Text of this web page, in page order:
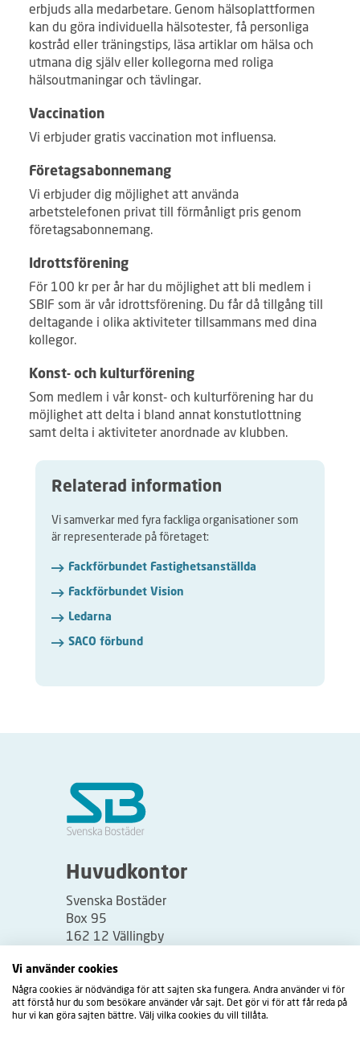
erbjuds alla medarbetare. Genom hälsoplattformen
kan du göra individuella hälsotester, få personliga
kostråd eller träningstips, läsa artiklar om hälsa och
utmana dig själv eller kollegorna med roliga
hälsoutmaningar och tävlingar.
Vaccination
Vi erbjuder gratis vaccination mot influensa.
Företagsabonnemang
Vi erbjuder dig möjlighet att använda
arbetstelefonen privat till förmånligt pris genom
företagsabonnemang.
Idrottsförening
För 100 kr per år har du möjlighet att bli medlem i
SBIF som är vår idrottsförening. Du får då tillgång till
deltagande i olika aktiviteter tillsammans med dina
kollegor.
Konst- och kulturförening
Som medlem i vår konst- och kulturförening har du
möjlighet att delta i bland annat konstutlottning
samt delta i aktiviteter anordnade av klubben.
Relaterad information
Vi samverkar med fyra fackliga organisationer som
är representerade på företaget:
Fackförbundet Fastighetsanställda
Fackförbundet Vision
Ledarna
SACO förbund
Huvudkontor
Svenska Bostäder
Box 95
162 12 Vällingby
Besöksadress:
Vällingbyplan 2
Vi använder cookies
Några cookies är nödvändiga för att sajten ska fungera. Andra använder vi för
att förstå hur du som besökare använder vår sajt. Det gör vi för att får reda på
hur vi kan göra sajten bättre. Välj vilka cookies du vill tillåta.